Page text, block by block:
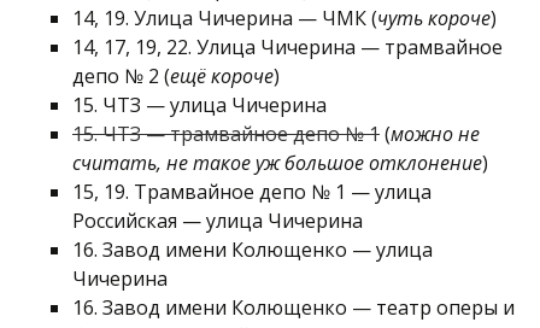
14, 19. Улица Чичерина — ЧМК (чуть короче)
14, 17, 19, 22. Улица Чичерина — трамвайное
депо № 2 (ещё короче)
15. ЧТЗ — улица Чичерина
15. ЧТЗ — трамвайное депо № 1(можно не
считать, не такое уж большое отклонение)
15, 19. Трамвайное депо № 1 — улица
Российская — улица Чичерина
16. Завод имени Колющенко — улица
Чичерина
16. Завод имени Колющенко — театр оперы и